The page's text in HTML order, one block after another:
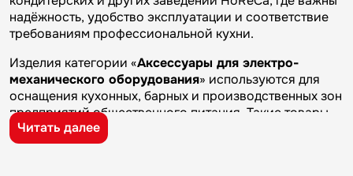
надёжность, удобство эксплуатации и соответствие
требованиям профессиональной кухни.
Изделия категории «Аксессуары для электро-
механического оборудования» используются для
оснащения кухонных, барных и производственных зон
предприятий общественного питания. Такие товары
применяются на профессиональных кухнях
ресторанов и кафе, в столовых, пекарнях,
Читать далее